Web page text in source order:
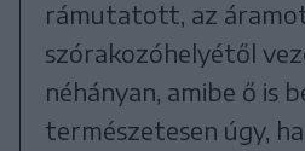
rámutatott, az
szórakozóhelyétől
néhányan, amibe ő is
természetesen úgy,